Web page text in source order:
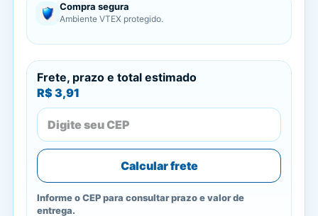
Compra segura
Ambiente VTEX protegido.
Frete, prazo e total estimado
R$ 3,91
Calcular frete
Informe o CEP para consultar prazo e valor de
entrega.